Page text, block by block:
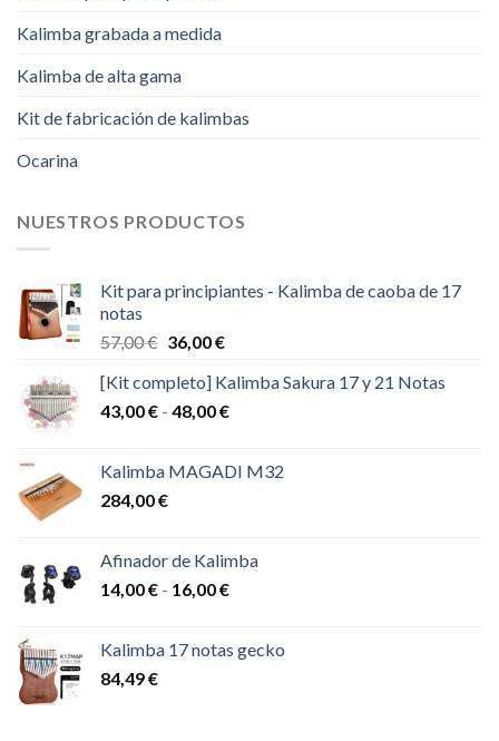
Kalimba grabada a medida
Kalimba de alta gama
Kit de fabricación de kalimbas
Ocarina
NUESTROS PRODUCTOS
Kit para principiantes - Kalimba de caoba de 17
notas
57,00€ El
original
era:
36,00€El
actual
es:
[Kit completo] Kalimba Sakura 17 y 21 Notas
43,00€ - 48,00€Rango
desde
Kalimba MAGADI M32
284,00€
Afinador de Kalimba
14,00€ - 16,00€Rango
desde
Kalimba 17 notas gecko
84,49€